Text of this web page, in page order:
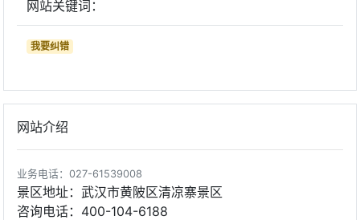
网站关键词：
我要纠错
网站介绍
业务电话：027-61539008
景区地址：武汉市黄陂区清凉寨景区
咨询电话：400-104-6188